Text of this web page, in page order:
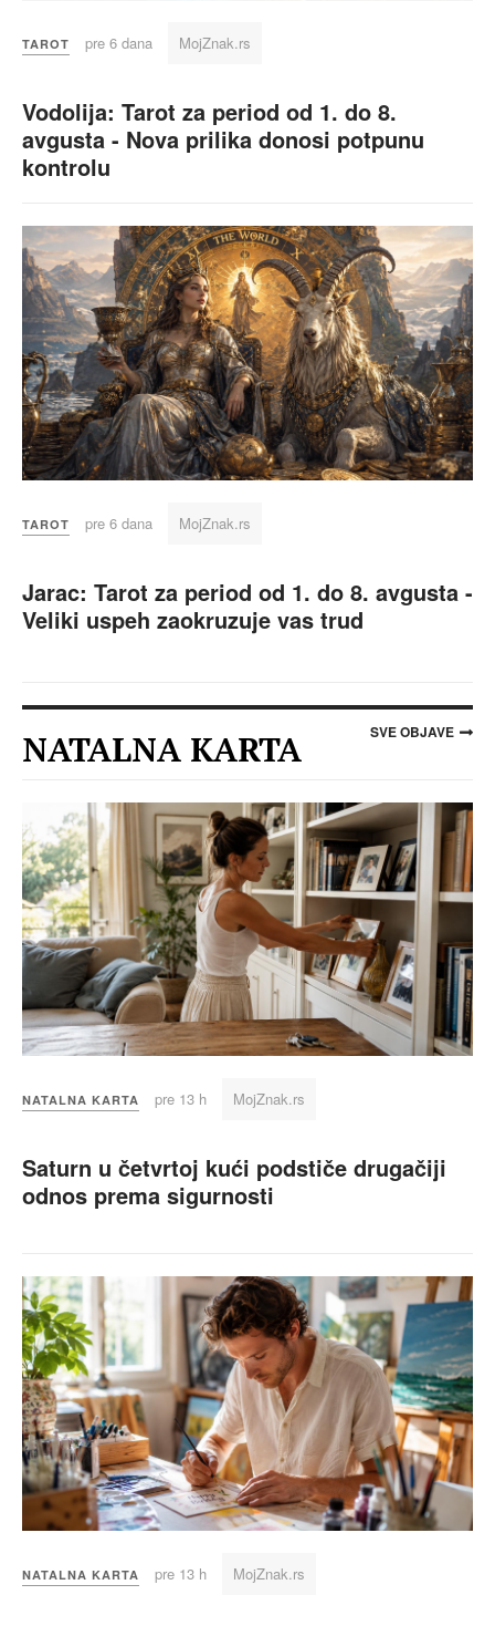
TAROT pre 6 dana MojZnak.rs
Vodolija: Tarot za period od 1. do 8.
avgusta - Nova prilika donosi potpunu
kontrolu
TAROT pre 6 dana MojZnak.rs
Jarac: Tarot za period od 1. do 8. avgusta -
Veliki uspeh zaokruzuje vas trud
NATALNA KARTA SVE OBJAVE
NATALNA KARTA pre 13 h MojZnak.rs
Saturn u četvrtoj kući podstiče drugačiji
odnos prema sigurnosti
NATALNA KARTA pre 13 h MojZnak.rs